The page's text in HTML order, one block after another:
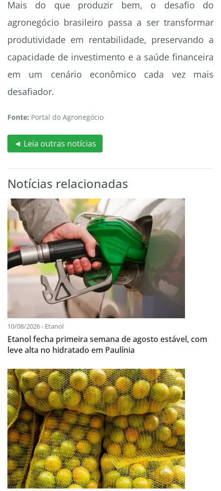
Mais do que produzir bem, o desafio do
agronegócio brasileiro passa a ser transformar
produtividade em rentabilidade, preservando a
capacidade de investimento e a saúde financeira
em um cenário econômico cada vez mais
desafiador.
Fonte: Portal do Agronegócio
◄ Leia outras notícias
Notícias relacionadas
10/08/2026 - Etanol
Etanol fecha primeira semana de agosto estável, com
leve alta no hidratado em Paulínia